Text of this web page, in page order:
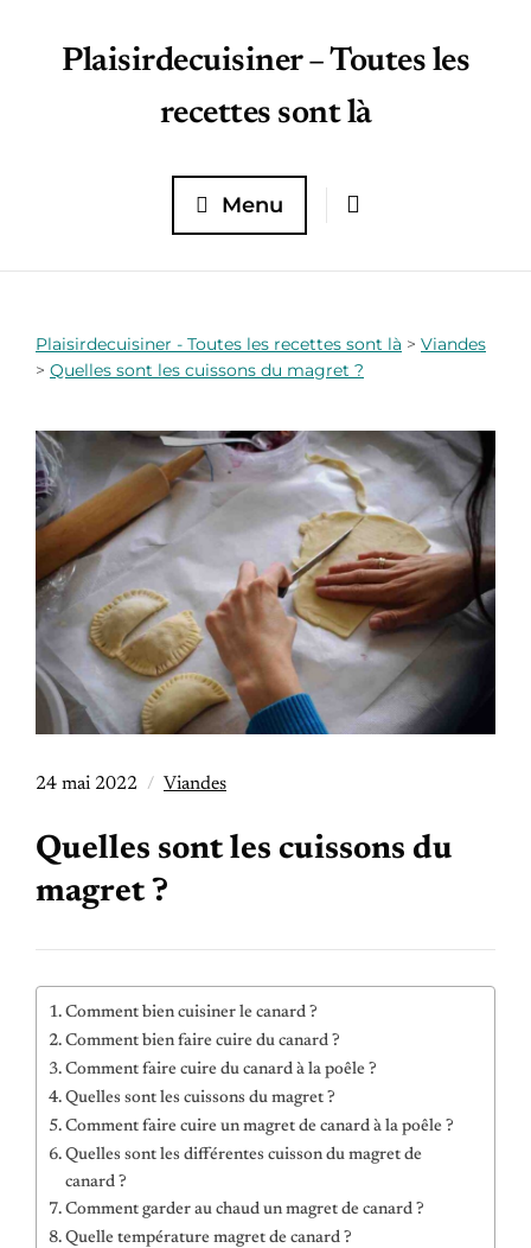
Plaisirdecuisiner – Toutes les
recettes sont là
Menu
Plaisirdecuisiner - Toutes les recettes sont là > Viandes
> Quelles sont les cuissons du magret ?
24 mai 2022 Viandes
Quelles sont les cuissons du
magret ?
Comment bien cuisiner le canard ?
Comment bien faire cuire du canard ?
Comment faire cuire du canard à la poêle ?
Quelles sont les cuissons du magret ?
Comment faire cuire un magret de canard à la poêle ?
Quelles sont les différentes cuisson du magret de
canard ?
Comment garder au chaud un magret de canard ?
Quelle température magret de canard ?